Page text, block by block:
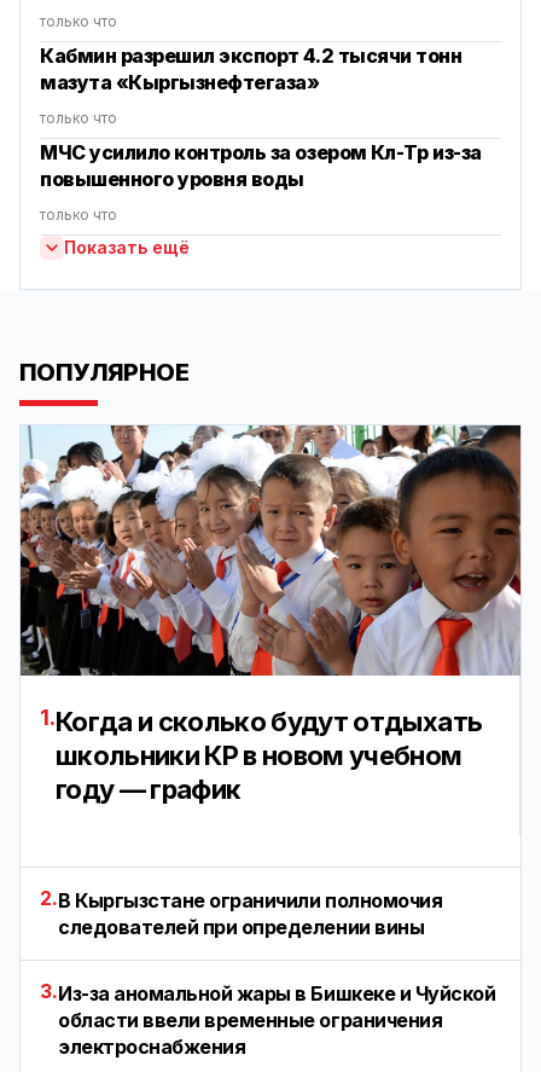
только что
Кабмин разрешил экспорт 4.2 тысячи тонн
мазута «Кыргызнефтегаза»
только что
МЧС усилило контроль за озером Көл-Төр из-за
повышенного уровня воды
только что
Показать ещё
ПОПУЛЯРНОЕ
1.Когда и сколько будут отдыхать
школьники КР в новом учебном
году — график
2.В Кыргызстане ограничили полномочия
следователей при определении вины
3.Из-за аномальной жары в Бишкеке и Чуйской
области ввели временные ограничения
электроснабжения